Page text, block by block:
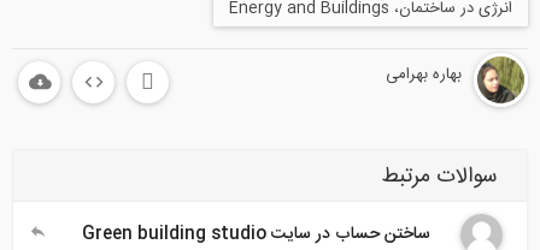
انرژی در ساختمان، Energy and Buildings
بهاره بهرامی
سوالات مرتبط
ساختن حساب در سایت Green building studio